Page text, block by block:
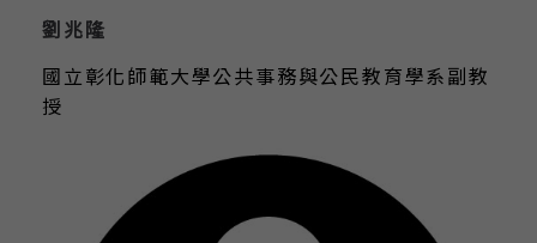
劉兆隆
國立彰化師範大學公共事務與公民教育學系副教
授